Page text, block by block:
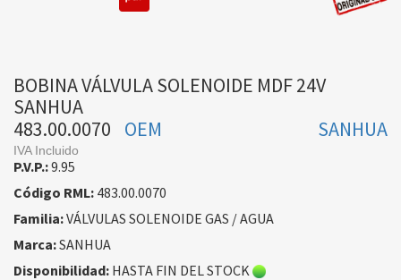
BOBINA VÁLVULA SOLENOIDE MDF 24V
SANHUA
483.00.0070
SANHUA
OEM
IVA Incluido
P.V.P.:9.95
Código RML: 483.00.0070
Familia:VÁLVULAS SOLENOIDE GAS / AGUA
Marca:SANHUA
Disponibilidad: HASTA FIN DEL STOCK